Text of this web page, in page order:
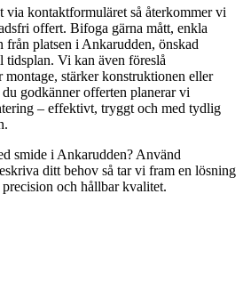
kontaktformuläret så återkommer vi
offert. Bifoga gärna mått, enkla
från platsen i Ankarudden, önskad
tidsplan. Vi kan även föreslå
stärker konstruktionen eller
godkänner offerten planerar vi
– effektivt, tryggt och med tydlig
smide i Ankarudden? Använd
ditt behov så tar vi fram en lösning
och hållbar kvalitet.